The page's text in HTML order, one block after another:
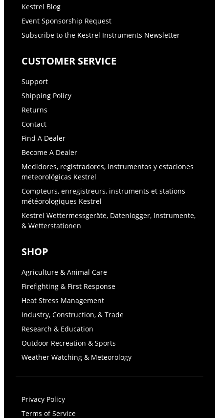
Kestrel Blog
Event Sponsorship Request
Subscribe to the Kestrel Instruments Newsletter
CUSTOMER SERVICE
Support
Shipping Policy
Returns
Contact
Find A Dealer
Become A Dealer
Medidores, registradores, instrumentos y estaciones
meteorológicas Kestrel
Compteurs, enregistreurs, instruments et stations
météorologiques Kestrel
Kestrel Wettermessgeräte, Datenlogger, Instrumente,
& Wetterstationen
SHOP
Agriculture & Animal Care
Firefighting & First Response
Heat Stress Management
Industry, Construction, & Trade
Research & Education
Outdoor Recreation & Sports
Weather Watching & Meteorology
Privacy Policy
Terms of Service